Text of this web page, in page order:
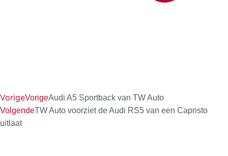
VorigeVorigeAudi A5 Sportback van TW Auto
VolgendeTW Auto voorziet de Audi RS5 van een Capristo
uitlaat